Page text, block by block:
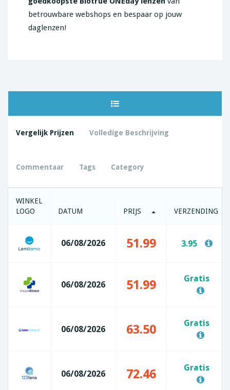
betrouwbare webshops en bespaar op jouw
daglenzen!
Vergelijk Prijzen Volledige Beschrijving
Commentaar Tags Category
WINKEL
LOGO
DATUM PRIJS VERZENDING
06/08/2026 51.99 3.95
06/08/2026 51.99 Gratis
06/08/2026 63.50 Gratis
06/08/2026 72.46 Gratis